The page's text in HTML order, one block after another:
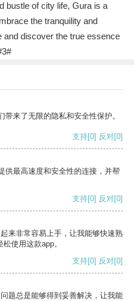
bustle of city life, Gura is a
the tranquility and
and discover the true essence
来了无限的隐私和安全性保护。
支持[0] 反对[0]
供最高速度和安全性的连接，并帮
支持[0] 反对[0]
来非常容易上手，让我能够快速熟
使用这款app。
支持[0] 反对[0]
题总是能够得到妥善解决，让我能